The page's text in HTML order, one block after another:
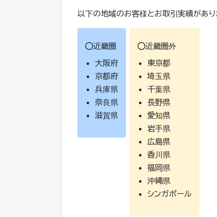
以下の地域のお客様とお取引実績があり
近畿圏
大阪府
京都府
兵庫県
奈良県
滋賀県
近畿圏外
東京都
埼玉県
千葉県
長野県
愛知県
岩手県
広島県
香川県
福岡県
沖縄県
シンガポール